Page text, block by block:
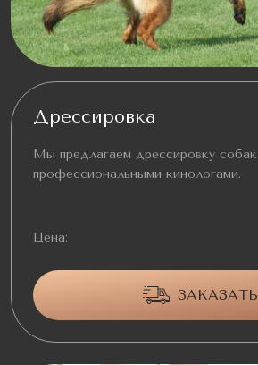
Дрессировка
Мы предлагаем дрессировку собак
профессиональными кинологами.
Цена:
ЗАКАЗАТЬ